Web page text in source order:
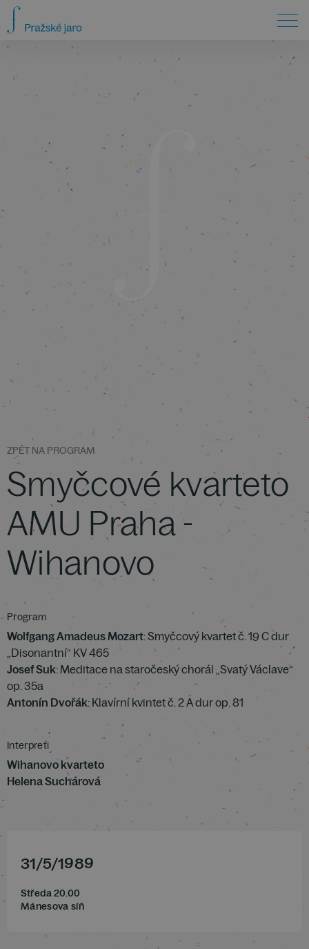
ZPĚT NA PROGRAM
Smyčcové kvarteto
AMU Praha -
Wihanovo
Program
Wolfgang Amadeus Mozart: Smyčcový kvartet č. 19 C dur
„Disonantní“ KV 465
Josef Suk: Meditace na staročeský chorál „Svatý Václave“
op. 35a
Antonín Dvořák: Klavírní kvintet č. 2 A dur op. 81
Interpreti
Wihanovo kvarteto
Helena Suchárová
31/5/1989
Středa 20.00
Mánesova síň